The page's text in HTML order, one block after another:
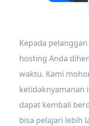
Kepada
hosting Anda
waktu. Kami
ketidaknyamanan
dapat kembali
bisa pelajari lebih